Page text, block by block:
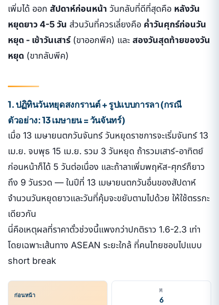
เพิ่มได้ ออก สัปดาห์ก่อนหน้า วันกลับที่ดีที่สุดคือ หลังวัน
หยุดยาว 4-5 วัน ส่วนวันที่ควรเลี่ยงคือ ค่ำวันศุกร์ก่อนวัน
หยุด - เช้าวันเสาร์(ขาออกพีค) และ สองวันสุดท้ายของวัน
หยุด (ขากลับพีค)
1. ปฏิทินวันหยุดสงกรานต์ + รูปแบบการลา (กรณี
ตัวอย่าง: 13 เมษายน = วันจันทร์)
เมื่อ 13 เมษายนตกวันจันทร์ วันหยุดราชการจะเริ่มจันทร์ 13
เม.ย. จบพุธ 15 เม.ย. รวม 3 วันหยุด ถ้ารวมเสาร์-อาทิตย์
ก่อนหน้าก็ได้ 5 วันต่อเนื่อง และถ้าลาเพิ่มพฤหัส-ศุกร์ก็ยาว
ถึง 9 วันรวด — ในปีที่ 13 เมษายนตกวันอื่นของสัปดาห์
จำนวนวันหยุดยาวและวันที่คุ้มจะขยับตามไปด้วย ให้ใช้ตรรกะ
เดียวกัน
นี่คือเหตุผลที่ราคาตั๋วช่วงนี้แพงกว่าปกติราว 1.6-2.3 เท่า
โดยเฉพาะเส้นทาง ASEAN ระยะใกล้ ที่คนไทยชอบไปแบบ
short break
ก่อนหน้า
M
6